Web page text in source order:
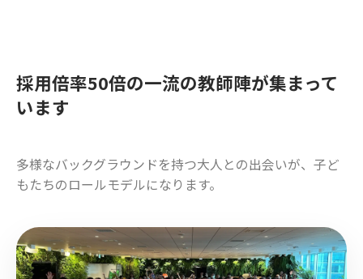
採用倍率50倍の一流の教師陣が集まって
います
多様なバックグラウンドを持つ大人との出会いが、子ど
もたちのロールモデルになります。